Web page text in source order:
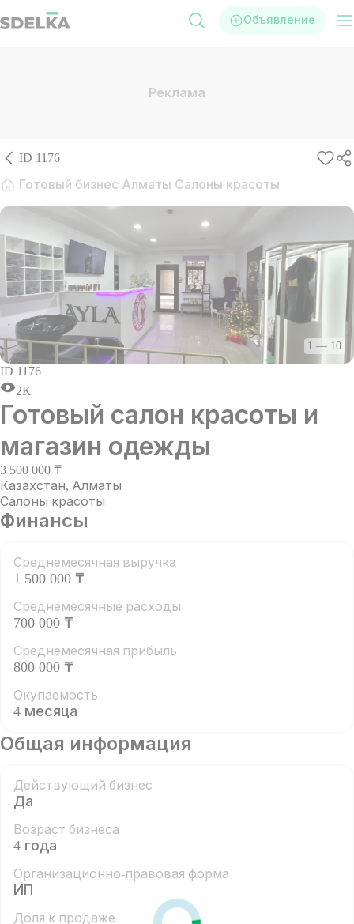
Объявление
Реклама
ID 1176
Готовый бизнес Алматы Салоны красоты
1 — 10
ID 1176
2K
Готовый салон красоты и
магазин одежды
3 500 000 ₸
Казахстан
Алматы
Салоны красоты
Финансы
Среднемесячная выручка
1 500 000 ₸
Среднемесячные расходы
700 000 ₸
Среднемесячная прибыль
800 000 ₸
Окупаемость
4 месяца
Общая информация
Действующий бизнес
Да
Возраст бизнеса
4 года
Организационно-правовая форма
ИП
Доля к продаже